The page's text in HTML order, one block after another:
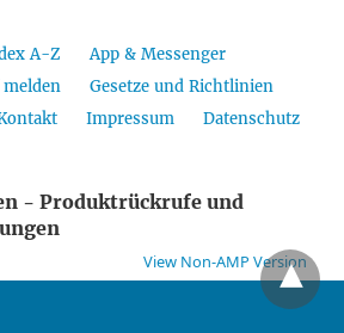
A-Z
App & Messenger
Gesetze und Richtlinien
Impressum Datenschutz
- Produktrückrufe und
View Non-AMP Version